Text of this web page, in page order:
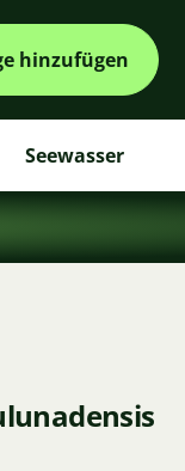
hinzufügen
Seewasser